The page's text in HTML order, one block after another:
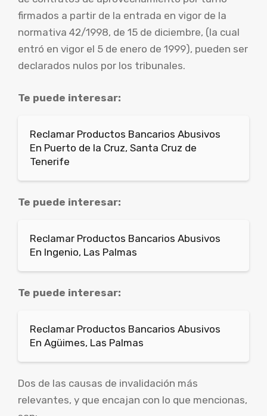
firmados a partir de la entrada en vigor de la
normativa 42/1998, de 15 de diciembre, (la cual
entró en vigor el 5 de enero de 1999), pueden ser
declarados nulos por los tribunales.
Te puede interesar:
Reclamar Productos Bancarios Abusivos
En Puerto de la Cruz, Santa Cruz de
Tenerife
Te puede interesar:
Reclamar Productos Bancarios Abusivos
En Ingenio, Las Palmas
Te puede interesar:
Reclamar Productos Bancarios Abusivos
En Agüimes, Las Palmas
Dos de las causas de invalidación más
relevantes, y que encajan con lo que mencionas,